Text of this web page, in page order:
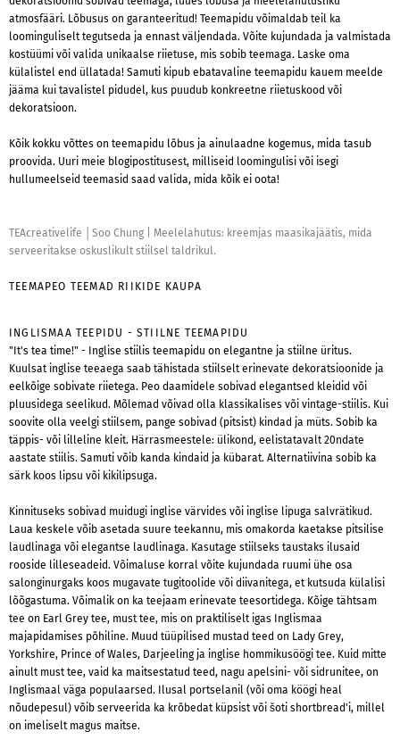
atmosfääri. Lõbusus on garanteeritud! Teemapidu võimaldab teil ka
loominguliselt tegutseda ja ennast väljendada. Võite kujundada ja valmistada
kostüümi või valida unikaalse riietuse, mis sobib teemaga. Laske oma
külalistel end üllatada! Samuti kipub ebatavaline teemapidu kauem meelde
jääma kui tavalistel pidudel, kus puudub konkreetne riietuskood või
dekoratsioon.
Kõik kokku võttes on teemapidu lõbus ja ainulaadne kogemus, mida tasub
proovida. Uuri meie blogipostitusest, milliseid loomingulisi või isegi
hullumeelseid teemasid saad valida, mida kõik ei oota!
TEAcreativelife │Soo Chung
Meelelahutus: kreemjas maasikajäätis, mida
serveeritakse oskuslikult stiilsel taldrikul.
TEEMAPEO TEEMAD RIIKIDE KAUPA
INGLISMAA TEEPIDU - STIILNE TEEMAPIDU
"It's tea time!" - Inglise stiilis teemapidu on elegantne ja stiilne üritus.
Kuulsat inglise teeaega saab tähistada stiilselt erinevate dekoratsioonide ja
eelkõige sobivate riietega. Peo daamidele sobivad elegantsed kleidid või
pluusidega seelikud. Mõlemad võivad olla klassikalises või vintage-stiilis. Kui
soovite olla veelgi stiilsem, pange sobivad (pitsist) kindad ja müts. Sobib ka
täppis- või lilleline kleit. Härrasmeestele: ülikond, eelistatavalt 20ndate
aastate stiilis. Samuti võib kanda kindaid ja kübarat. Alternatiivina sobib ka
särk koos lipsu või kikilipsuga.
Kinnituseks sobivad muidugi inglise värvides või inglise lipuga salvrätikud.
Laua keskele võib asetada suure teekannu, mis omakorda kaetakse pitsilise
laudlinaga või elegantse laudlinaga. Kasutage stiilseks taustaks ilusaid
rooside lilleseadeid. Võimaluse korral võite kujundada ruumi ühe osa
salonginurgaks koos mugavate tugitoolide või diivanitega, et kutsuda külalisi
lõõgastuma. Võimalik on ka teejaam erinevate teesortidega. Kõige tähtsam
tee on Earl Grey tee, must tee, mis on praktiliselt igas Inglismaa
majapidamises põhiline. Muud tüüpilised mustad teed on Lady Grey,
Yorkshire, Prince of Wales, Darjeeling ja inglise hommikusöögi tee. Kuid mitte
ainult must tee, vaid ka maitsestatud teed, nagu apelsini- või sidrunitee, on
Inglismaal väga populaarsed. Ilusal portselanil (või oma köögi heal
nõudepesul) võib serveerida ka krõbedat küpsist või šoti shortbread'i, millel
on imeliselt magus maitse.